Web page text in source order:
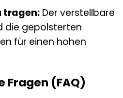
tragen:Der verstellbare
die gepolsterten
für einen hohen
Fragen (FAQ)